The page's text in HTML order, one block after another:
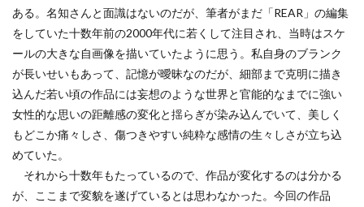
ある。名知さんと面識はないのだが、筆者がまだ「REAR」の編集
をしていた十数年前の2000年代に若くして注目され、当時はスケ
ールの大きな自画像を描いていたように思う。私自身のブランク
が長いせいもあって、記憶が曖昧なのだが、細部まで克明に描き
込んだ若い頃の作品には妄想のような世界と官能的なまでに強い
女性的な思いの距離感の変化と揺らぎが染み込んでいて、美しく
もどこか痛々しさ、傷つきやすい純粋な感情の生々しさが立ち込
めていた。
それから十数年もたっているので、作品が変化するのは分かる
が、ここまで変貌を遂げているとは思わなかった。今回の作品